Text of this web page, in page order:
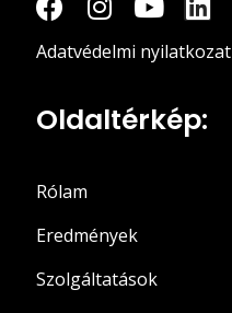
Adatvédelmi nyilatkozat
Oldaltérkép:
Rólam
Eredmények
Szolgáltatások